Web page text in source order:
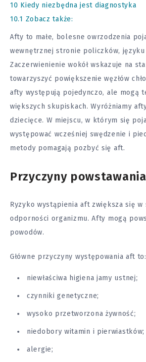
10 Kiedy niezbędna jest diagnostyka
10.1 Zobacz także:
Afty to małe, bolesne owrzodzenia
wewnętrznej stronie policzków,
Zaczerwienienie wokół wskazuje na
towarzyszyć powiększenie węzłów
afty występują pojedynczo, ale mogą
większych skupiskach. Wyróżniamy
dziecięce. W miejscu, w którym się
występować wcześniej swędzenie i
metody pomagają pozbyć się aft.
Przyczyny
Ryzyko wystąpienia aft zwiększa się w
odporności organizmu. Afty mogą
powodów.
Główne przyczyny występowania aft to:
niewłaściwa higiena jamy ustnej;
czynniki genetyczne;
wysoko przetworzona żywność;
niedobory witamin i pierwiastków;
alergie;